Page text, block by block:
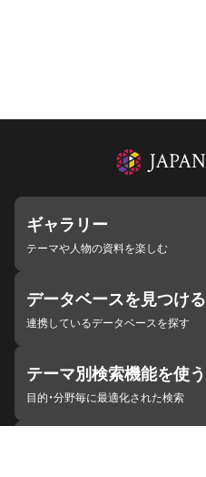
ギャラリー
テーマや人物の資料を楽しむ
データベースを見つける
連携しているデータベースを探す
テーマ別検索機能を使う
目的・分野毎に最適化された検索